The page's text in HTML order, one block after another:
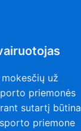
už
priemonės
sutartį būtina
priemone